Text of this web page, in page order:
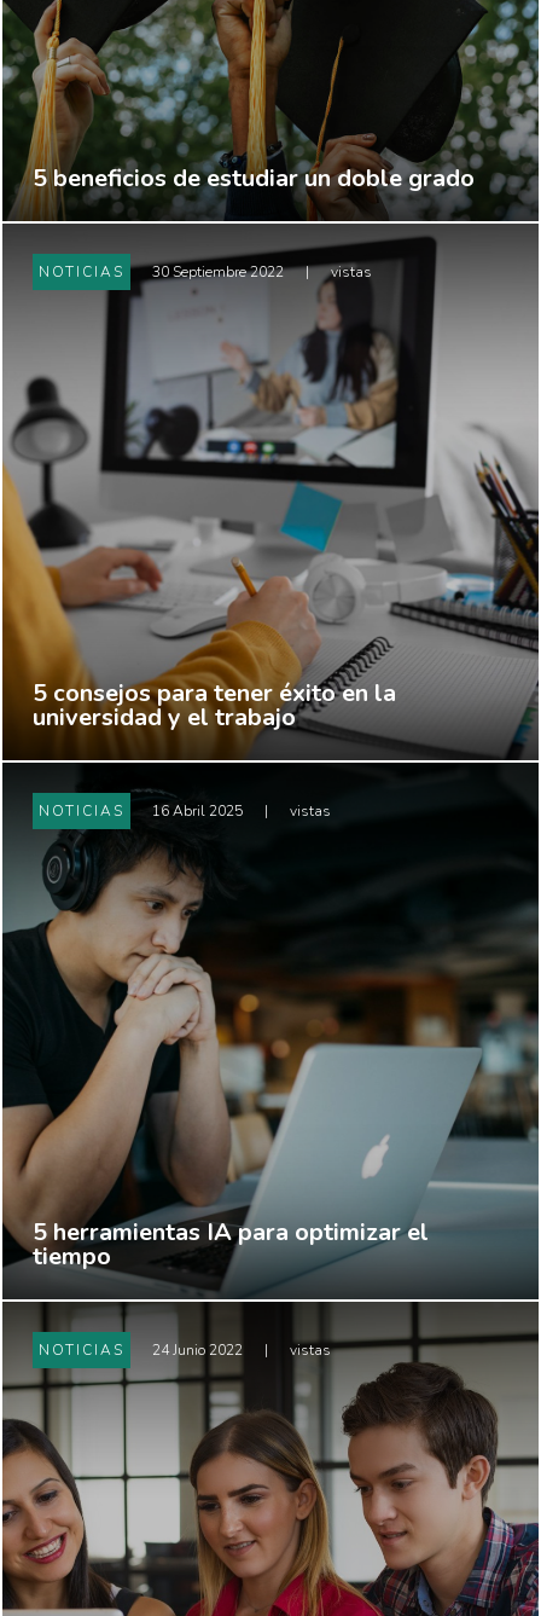
5 beneficios de estudiar un doble grado
NOTICIAS 30 Septiembre 2022 | vistas
5 consejos para tener éxito en la
universidad y el trabajo
NOTICIAS 16 Abril 2025 | vistas
5 herramientas IA para optimizar el
tiempo
NOTICIAS 24 Junio 2022 | vistas